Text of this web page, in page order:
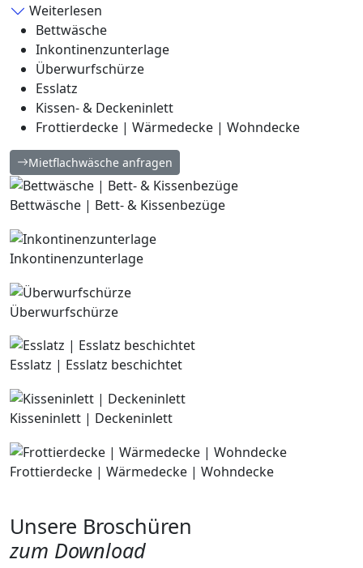
Weiterlesen
Bettwäsche
Inkontinenzunterlage
Überwurfschürze
Esslatz
Kissen- & Deckeninlett
Frottierdecke | Wärmedecke | Wohndecke
Mietflachwäsche anfragen
Bettwäsche | Bett- & Kissenbezüge
Inkontinenzunterlage
Überwurfschürze
Esslatz | Esslatz beschichtet
Kisseninlett | Deckeninlett
Frottierdecke | Wärmedecke | Wohndecke
Unsere Broschüren
zum Download